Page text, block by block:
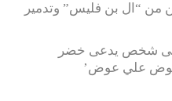
من “ال بن فليس” وتدمير
شخص يدعى خضر
علي عوض’